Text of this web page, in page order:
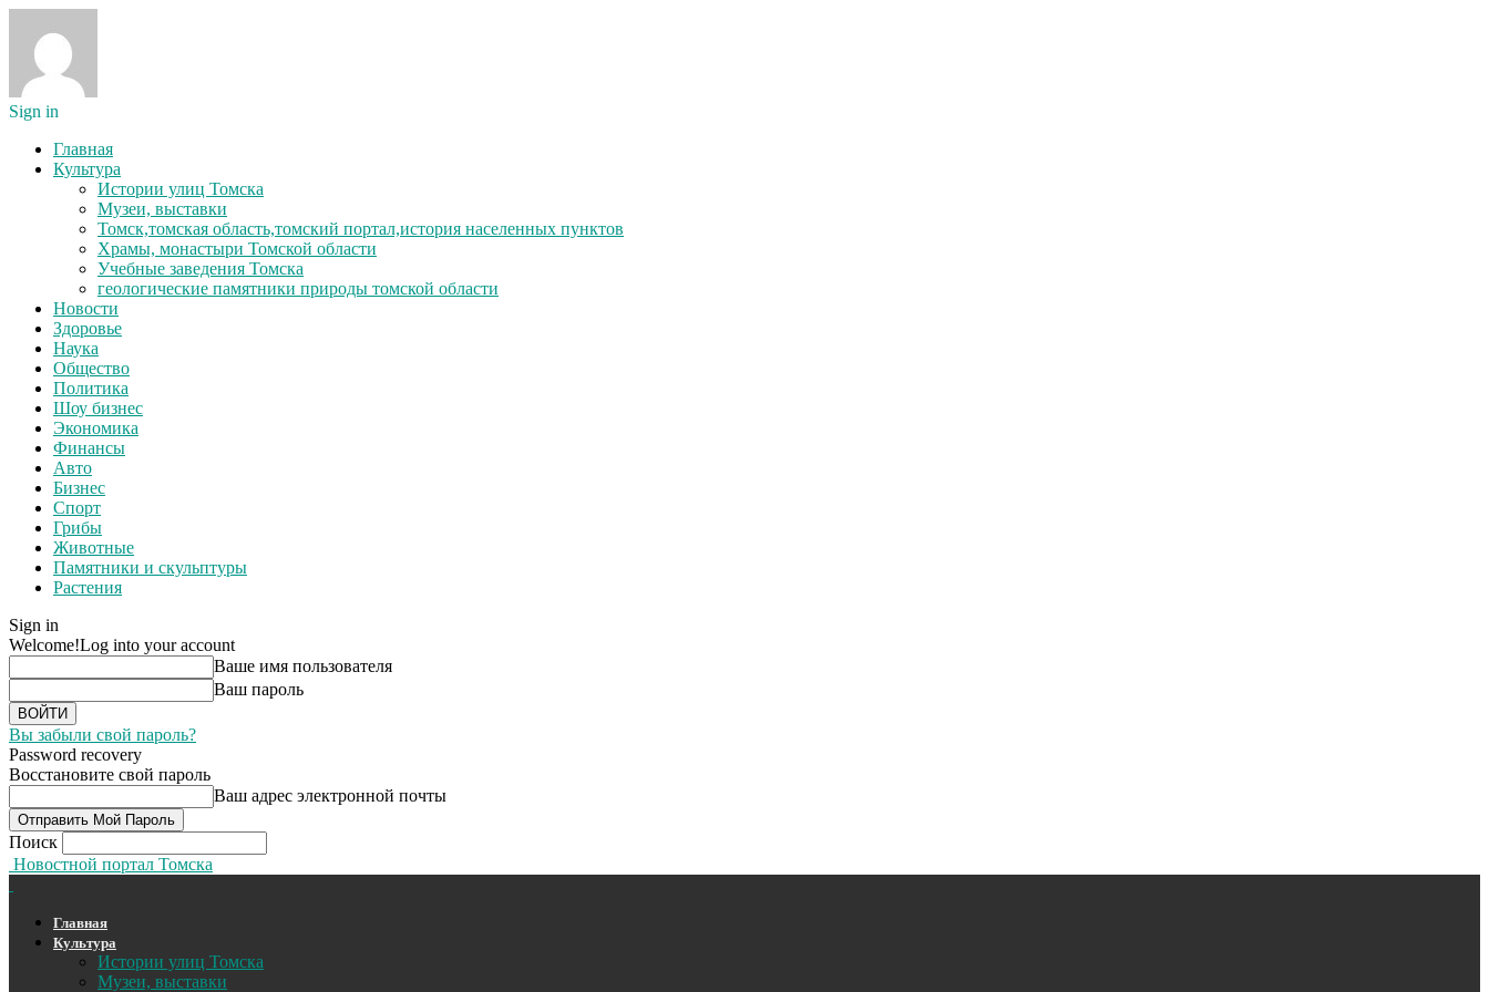
Sign in
Главная
Культура
Истории улиц Томска
Музеи, выставки
Томск,томская область,томский портал,история населенных пунктов
Храмы, монастыри Томской области
Учебные заведения Томска
геологические памятники природы томской области
Новости
Здоровье
Наука
Общество
Политика
Шоу бизнес
Экономика
Финансы
Авто
Бизнес
Спорт
Грибы
Животные
Памятники и скульптуры
Растения
Sign in
Welcome!Log into your account
Ваше имя пользователя
Ваш пароль
Вы забыли свой пароль?
Password recovery
Восстановите свой пароль
Ваш адрес электронной почты
Поиск
Новостной портал Томска
Главная
Культура
Истории улиц Томска
Музеи, выставки